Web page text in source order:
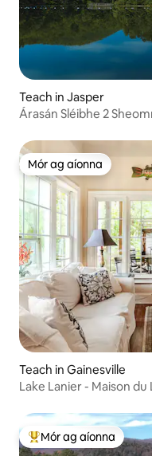
Teach in Jasper
Árasán Sléibhe 2
Mór ag aíonna
Mór ag aíonna
Teach in Gainesville
Lake Lanier - Maison
An-mhór ag aíonna
Mór ag aíonna